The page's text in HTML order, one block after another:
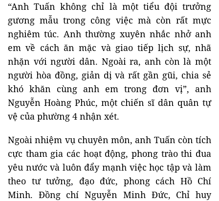
“Anh Tuấn không chỉ là một tiểu đội trưởng
gương mẫu trong công việc mà còn rất mực
nghiêm túc. Anh thường xuyên nhắc nhở anh
em về cách ăn mặc và giao tiếp lịch sự, nhã
nhặn với người dân. Ngoài ra, anh còn là một
người hòa đồng, giản dị và rất gần gũi, chia sẻ
khó khăn cùng anh em trong đơn vị”, anh
Nguyễn Hoàng Phúc, một chiến sĩ dân quân tự
vệ của phường 4 nhận xét.
Ngoài nhiệm vụ chuyên môn, anh Tuấn còn tích
cực tham gia các hoạt động, phong trào thi đua
yêu nước và luôn đẩy mạnh việc học tập và làm
theo tư tưởng, đạo đức, phong cách Hồ Chí
Minh. Đồng chí Nguyễn Minh Đức, Chỉ huy